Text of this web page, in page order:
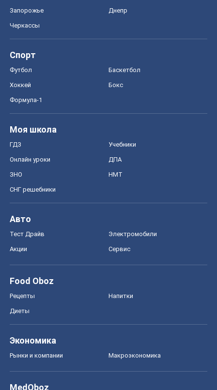
Запорожье Днепр
Черкассы
Спорт
Футбол Баскетбол
Хоккей Бокс
Формула-1
Моя школа
ГДЗ Учебники
Онлайн уроки ДПА
ЗНО НМТ
СНГ решебники
Авто
Тест Драйв Электромобили
Акции Сервис
Food Oboz
Рецепты Напитки
Диеты
Экономика
Рынки и компании Mакроэкономика
MedOboz